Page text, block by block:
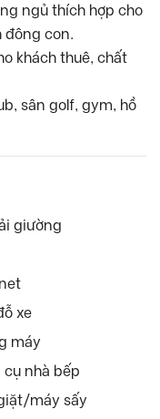
ngủ thích hợp cho
đông con.
khách thuê, chất
sân golf, gym, hồ
giường
xe
máy
cụ nhà bếp
máy sấy